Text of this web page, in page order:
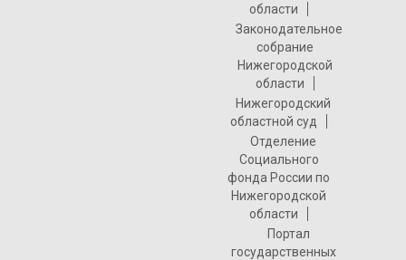
области
Законодательное
собрание
Нижегородской
области
Нижегородский
областной суд
Отделение
Социального
фонда России по
Нижегородской
области
Портал
государственных